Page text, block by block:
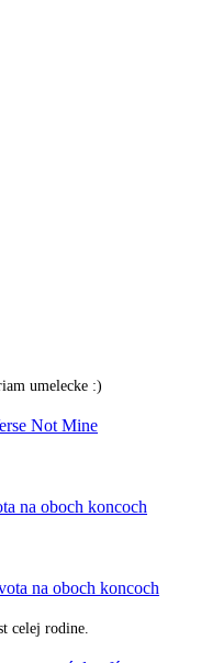
umelecke :)
Not Mine
na oboch koncoch
na oboch koncoch
celej rodine.